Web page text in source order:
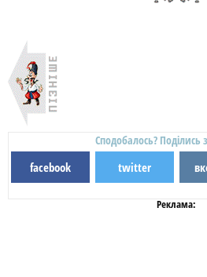
Сподобалось? Поділись
facebook twitter
Реклама: